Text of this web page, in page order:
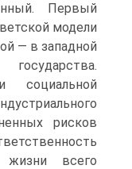
Первый
модели
— в западной
социальной
рисков
жизни всего